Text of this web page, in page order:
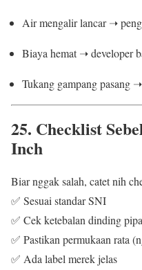
Air mengalir lancar ➝
Biaya hemat ➝ developer
Tukang gampang pasang
25. Checklist
Inch
Biar nggak salah, catet nih
✅ Sesuai standar SNI
✅ Cek ketebalan dinding pipa
✅ Pastikan permukaan rata
✅ Ada label merek jelas